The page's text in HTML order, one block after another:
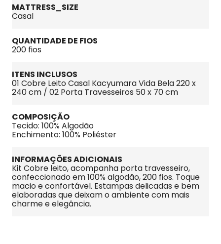
MATTRESS_SIZE
Casal
QUANTIDADE DE FIOS
200 fios
ITENS INCLUSOS
01 Cobre Leito Casal Kacyumara Vida Bela 220 x
240 cm / 02 Porta Travesseiros 50 x 70 cm
COMPOSIÇÃO
Tecido: 100% Algodão
Enchimento: 100% Poliéster
INFORMAÇÕES ADICIONAIS
Kit Cobre leito, acompanha porta travesseiro,
confeccionado em 100% algodão, 200 fios. Toque
macio e confortável. Estampas delicadas e bem
elaboradas que deixam o ambiente com mais
charme e elegância.